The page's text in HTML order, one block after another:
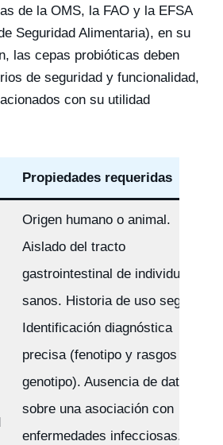
de la OMS, la FAO y la EFSA
Seguridad Alimentaria), en su
las cepas probióticas deben
de seguridad y funcionalidad,
con su utilidad
Propiedades requeridas
Origen humano o animal.
Aislado del tracto
gastrointestinal de individuos
sanos. Historia de uso seguro.
Identificación diagnóstica
precisa (fenotipo y rasgos de
genotipo). Ausencia de datos
sobre una asociación con
enfermedades infecciosas.